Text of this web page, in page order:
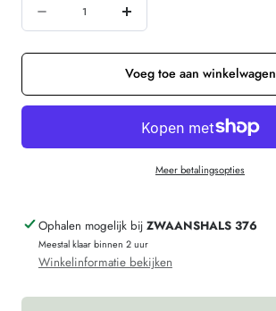
beschikbaar
verminderen
Engel
zijden
zijde
baby
Verhoog
de
hoeveelheid
voor
Engel
Natur
zijden
100%
zijde
Voeg toe aan winkelwagen
Meer betalingsopties
Ophalen mogelijk bij ZWAANSHALS 376
Meestal klaar binnen 2 uur
Winkelinformatie bekijken